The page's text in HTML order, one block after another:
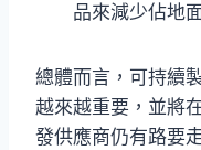
品來減少佔地
總體而言，可持續
越來越重要，並將
發供應商仍有路要